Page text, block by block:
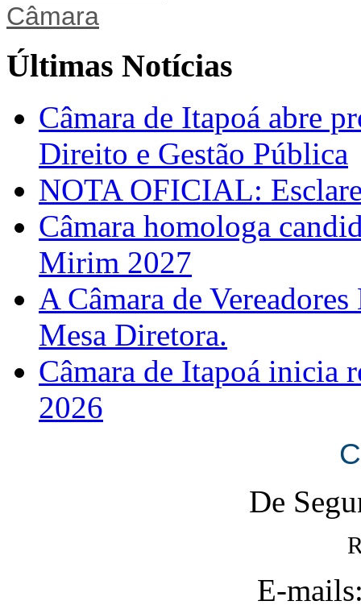
Últimas Notícias
Câmara de Itapoá abre
Direito e Gestão Pública
NOTA OFICIAL:
Câmara homologa
Mirim 2027
A Câmara de
Mesa Diretora.
Câmara de Itapoá inicia
2026
De
E-